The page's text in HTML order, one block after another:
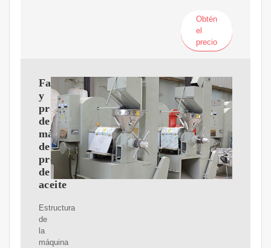
Obtén
el
precio
Fabricantes
y
proveedores
de
máquinas
de
prensa
de
aceite
Estructura
de
la
máquina